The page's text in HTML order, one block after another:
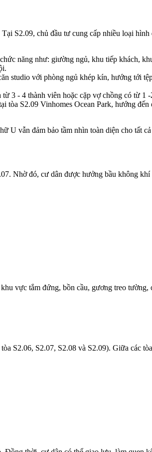
S2.09, chủ đầu tư cung cấp nhiều loại
năng như: giường ngủ, khu tiếp khách,
studio với phòng ngủ khép kín, hướng tới
3 - 4 thành viên hoặc cặp vợ chồng có từ 1 -
S2.09 Vinhomes Ocean Park, hướng
U vẫn đảm bảo tầm nhìn toàn diện cho tất
Nhờ đó, cư dân được hưởng bầu không
vực tắm đứng, bồn cầu, gương treo
S2.06, S2.07, S2.08 và S2.09). Giữa các